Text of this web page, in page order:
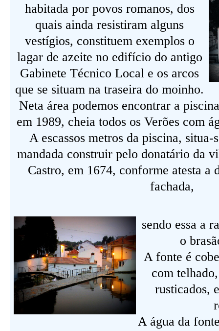
habitada por povos romanos, dos
quais ainda resistiram alguns
vestígios, constituem exemplos o
lagar de azeite no edifício do antigo
Gabinete Técnico Local e os arcos
que se situam na traseira do moinho.
Neta área podemos encontrar a
em 1989, cheia todos os Verões com
A escassos metros da piscina, situa-
mandada construir pelo donatário da
Castro, em 1674, conforme atesta a
fachada,
sendo essa a
o
A fonte é
com
rusticados,
A água da